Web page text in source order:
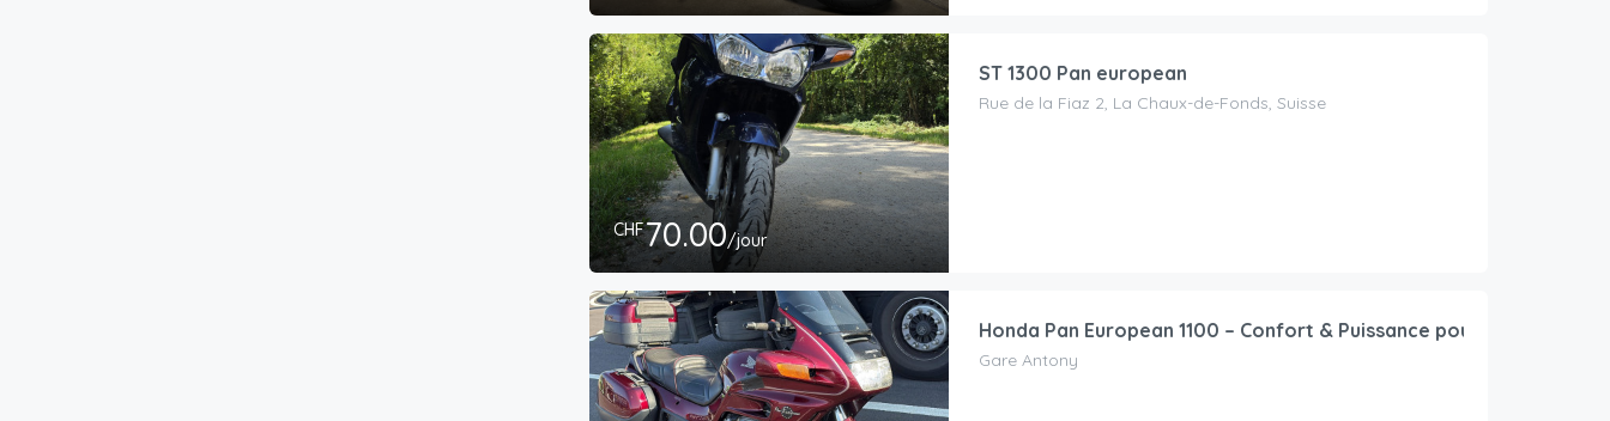
CHF70.00/jour
ST 1300 Pan european
Rue de la Fiaz 2, La Chaux-de-Fonds, Suisse
Honda Pan European 1100 – Confort & Puissance pour vos
Gare Antony